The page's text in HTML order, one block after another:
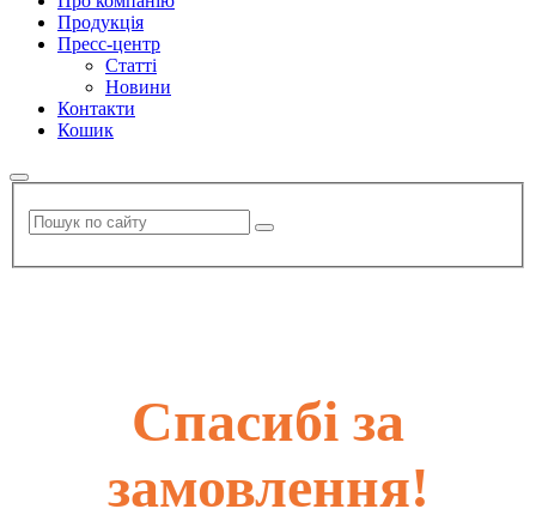
Продукція
Пресс-центр
Статті
Новини
Контакти
Кошик
Спасибі за
замовлення!